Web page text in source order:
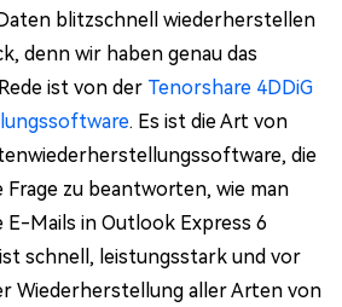
blitzschnell wiederherstellen
denn wir haben genau das
ist von der Tenorshare 4DDiG
. Es ist die Art von
die
Frage zu beantworten, wie man
Mails in Outlook Express 6
schnell, leistungsstark und vor
Wiederherstellung aller Arten von